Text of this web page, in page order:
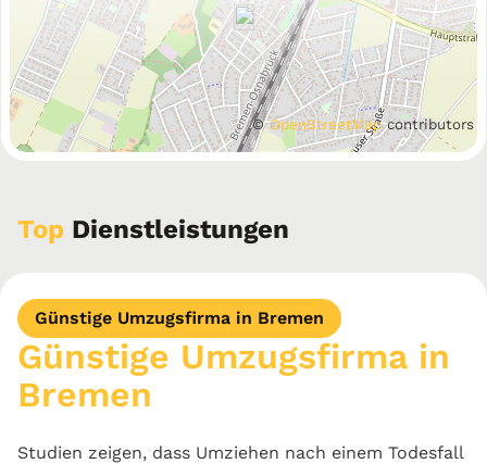
©OpenStreetMapcontributors
Top Dienstleistungen
Günstige Umzugsfirma in Bremen
Günstige Umzugsfirma in
Bremen
Studien zeigen, dass Umziehen nach einem Todesfall